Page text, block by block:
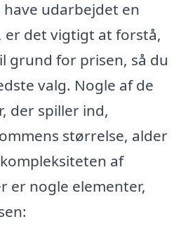
udarbejdet en
det vigtigt at forstå,
grund for prisen, så du
valg. Nogle af de
der spiller ind,
størrelse, alder
af
er nogle elementer,